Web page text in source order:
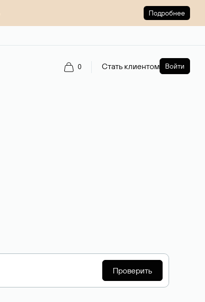
Подробнее
0 Стать клиентом Войти
Проверить